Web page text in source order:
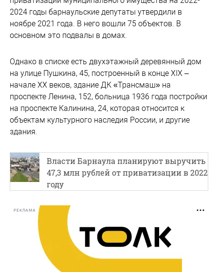
2024 годы барнаульские депутаты утвердили в
ноябре 2021 года. В него вошли 75 объектов. В
основном это подвалы в домах.
Однако в списке есть двухэтажный деревянный дом
на улице Пушкина, 45, построенный в конце XIX –
начале XX веков, здание ДК «Трансмаш» на
проспекте Ленина, 152, больница 1936 года постройки
на проспекте Калинина, 24, которая относится к
объектам культурного наследия России, и другие
здания.
Власти Барнаула планируют выручить
47,3 млн рублей от приватизации в 2022
году
РЕКЛАМА